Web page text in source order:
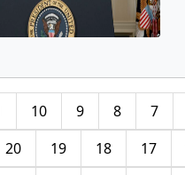
7
8
9
10
17
18
19
20